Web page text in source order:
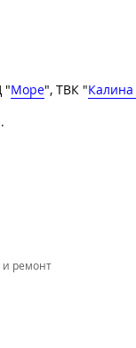
"Море", ТВК "
и ремонт